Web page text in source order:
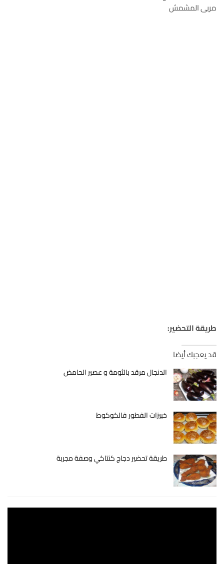
مربى المشمش
طريقة التحضير:
قد يعجبك أيضا
الدنجال مرقد بالثومة و عصير الحامض
خبيزات الفطور فالكوكوط
طريقة تحضير دجاج كنتاكي وصفة مجربة